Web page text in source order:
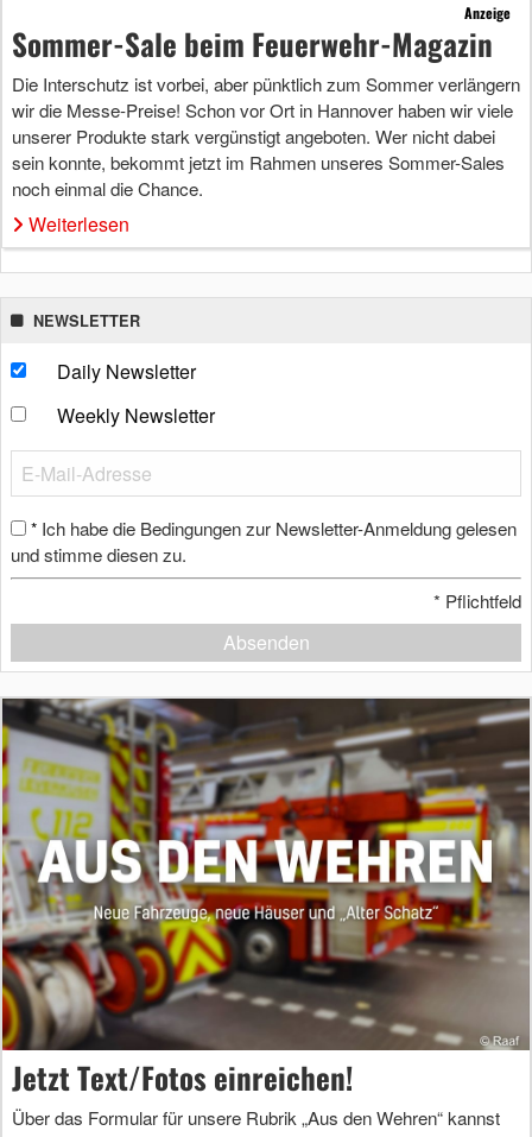
Anzeige
Sommer-Sale beim Feuerwehr-Magazin
Die Interschutz ist vorbei, aber pünktlich zum Sommer verlängern
wir die Messe-Preise! Schon vor Ort in Hannover haben wir viele
unserer Produkte stark vergünstigt angeboten. Wer nicht dabei
sein konnte, bekommt jetzt im Rahmen unseres Sommer-Sales
noch einmal die Chance.
Weiterlesen
NEWSLETTER
Daily Newsletter
Weekly Newsletter
* Ich habe die Bedingungen zur Newsletter-Anmeldung gelesen
und stimme diesen zu.
* Pflichtfeld
Absenden
Jetzt Text/Fotos einreichen!
Über das Formular für unsere Rubrik „Aus den Wehren“ kannst